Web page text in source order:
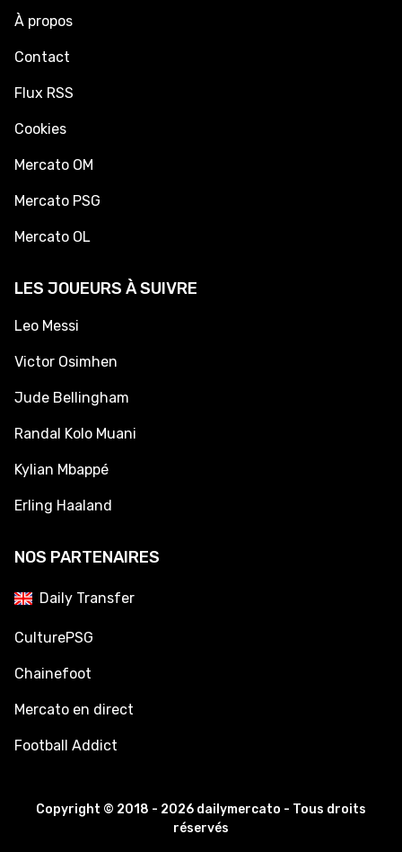
À propos
Contact
Flux RSS
Cookies
Mercato OM
Mercato PSG
Mercato OL
LES JOUEURS À SUIVRE
Leo Messi
Victor Osimhen
Jude Bellingham
Randal Kolo Muani
Kylian Mbappé
Erling Haaland
NOS PARTENAIRES
Daily Transfer
CulturePSG
Chainefoot
Mercato en direct
Football Addict
Copyright © 2018 - 2026 dailymercato - Tous droits
réservés